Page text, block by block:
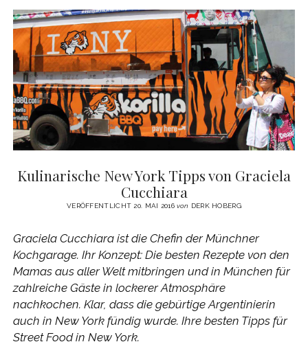
MIT
AUSBLICK
Kulinarische New York Tipps von Graciela
Cucchiara
VERÖFFENTLICHT 20. MAI 2016von DERK HOBERG
Graciela Cucchiara ist die Chefin der Münchner
Kochgarage. Ihr Konzept: Die besten Rezepte von den
Mamas aus aller Welt mitbringen und in München für
zahlreiche Gäste in lockerer Atmosphäre
nachkochen. Klar, dass die gebürtige Argentinierin
auch in New York fündig wurde. Ihre besten Tipps für
Street Food in New York.